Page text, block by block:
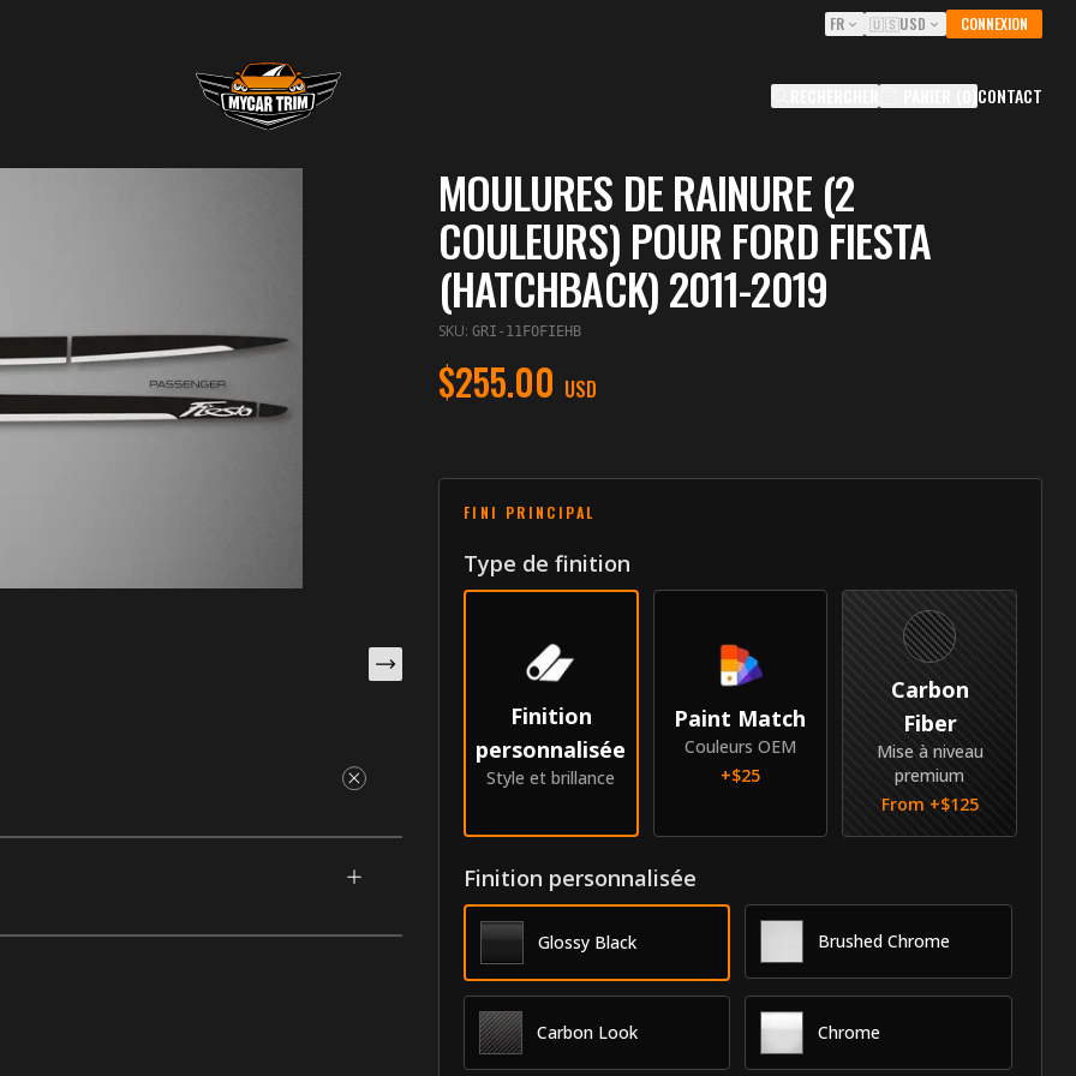
FR 🇺🇸USD CONNEXION
CONTACT
MOULURES DE RAINURE (2
COULEURS) POUR FORD FIESTA
(HATCHBACK) 2011-2019
SKU: GRI-11FOFIEHB
$255.00 USD
pour votre Ford Fiesta (Hatchback)
permet de superposer une teinte
FINI PRINCIPAL
Type de finition
Finition
personnalisée
Style et brillance
Paint Match
Couleurs OEM
+$25
Carbon
Fiber
Mise à niveau
premium
From +$125
Finition personnalisée
Glossy Black Brushed Chrome
Carbon Look Chrome